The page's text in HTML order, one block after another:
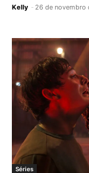
Kelly - 26 de novembro
Séries